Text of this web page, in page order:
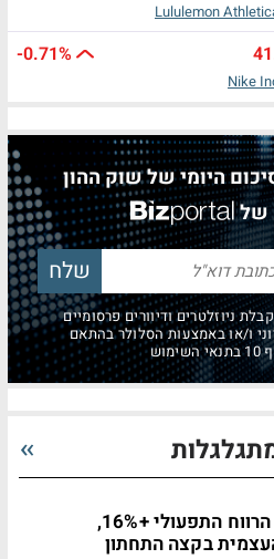
-0.71%
היומי של שוק ההון
של
ניוזלטרים ודיוורים פרסומיים
ו/או באמצעות הסלולר בהתאם
ברקשייר: הרווח התפעולי +16%,
בקצה התחתון